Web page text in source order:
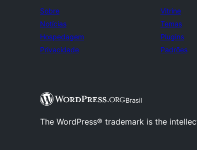
Sobre
Notícias
Hospedagem
Privacidade
Vitrine
Temas
Plugins
Padrões
Brasil
The WordPress® trademark is the